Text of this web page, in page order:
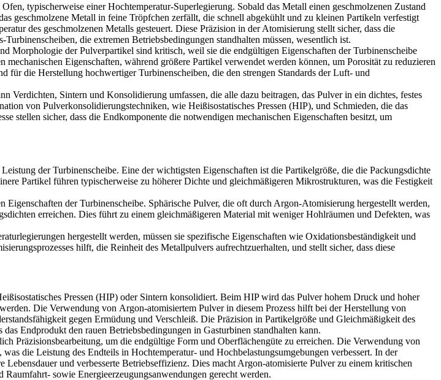
typischerweise einer Hochtemperatur-Superlegierung. Sobald das Metall einen geschmolzenen Zustand
geschmolzene Metall in feine Tröpfchen zerfällt, die schnell abgekühlt und zu kleinen Partikeln verfestigt
des geschmolzenen Metalls gesteuert. Diese Präzision in der Atomisierung stellt sicher, dass die
die extremen Betriebsbedingungen standhalten müssen, wesentlich ist.
Morphologie der Pulverpartikel sind kritisch, weil sie die endgültigen Eigenschaften der Turbinenscheibe
Eigenschaften, während größere Partikel verwendet werden können, um Porosität zu reduzieren
für die Herstellung hochwertiger Turbinenscheiben, die den strengen Standards der Luft- und
Verdichten, Sintern und Konsolidierung umfassen, die alle dazu beitragen, das Pulver in ein dichtes, festes
von Pulverkonsolidierungstechniken, wie Heißisostatisches Pressen (HIP), und Schmieden, die das
stellen sicher, dass die Endkomponente die notwendigen mechanischen Eigenschaften besitzt, um
der Turbinenscheibe. Eine der wichtigsten Eigenschaften ist die Partikelgröße, die die Packungsdichte
Partikel führen typischerweise zu höherer Dichte und gleichmäßigeren Mikrostrukturen, was die Festigkeit
der Turbinenscheibe. Sphärische Pulver, die oft durch Argon-Atomisierung hergestellt werden,
erreichen. Dies führt zu einem gleichmäßigeren Material mit weniger Hohlräumen und Defekten, was
hergestellt werden, müssen sie spezifische Eigenschaften wie Oxidationsbeständigkeit und
hilft, die Reinheit des Metallpulvers aufrechtzuerhalten, und stellt sicher, dass diese
Pressen (HIP) oder Sintern konsolidiert. Beim HIPwird das Pulver hohem Druck und hoher
Die Verwendung von Argon-atomisiertem Pulverin diesem Prozess hilft bei der Herstellung von
gegen Ermüdung und Verschleiß. Die Präzision in Partikelgröße und Gleichmäßigkeit des
Endprodukt den rauen Betriebsbedingungen in Gasturbinen standhalten kann.
Präzisionsbearbeitung, um die endgültige Form und Oberflächengüte zu erreichen. Die Verwendung von
die Leistung des Endteils in Hochtemperatur- und Hochbelastungsumgebungen verbessert. In der
Lebensdauer und verbesserte Betriebseffizienz. Dies macht Argon-atomisierte Pulver zu einem kritischen
sowie Energieerzeugungsanwendungen gerecht werden.